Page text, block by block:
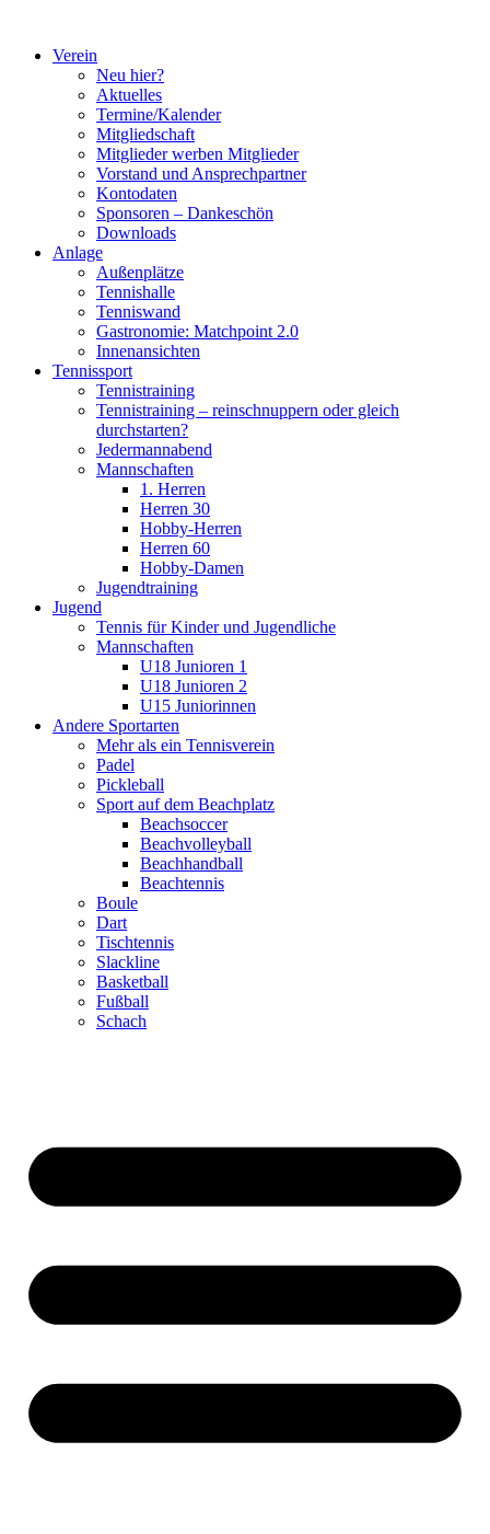
springenVerein
Neu hier?
Aktuelles
Termine/Kalender
Mitgliedschaft
Mitglieder werben Mitglieder
Vorstand und Ansprechpartner
Kontodaten
Sponsoren – Dankeschön
Downloads
Anlage
Außenplätze
Tennishalle
Tenniswand
Gastronomie: Matchpoint 2.0
Innenansichten
Tennissport
Tennistraining
Tennistraining – reinschnuppern oder gleich
durchstarten?
Jedermannabend
Mannschaften
1. Herren
Herren 30
Hobby-Herren
Herren 60
Hobby-Damen
Jugendtraining
Jugend
Tennis für Kinder und Jugendliche
Mannschaften
U18 Junioren 1
U18 Junioren 2
U15 Juniorinnen
Andere Sportarten
Mehr als ein Tennisverein
Padel
Pickleball
Sport auf dem Beachplatz
Beachsoccer
Beachvolleyball
Beachhandball
Beachtennis
Boule
Dart
Tischtennis
Slackline
Basketball
Fußball
Schach